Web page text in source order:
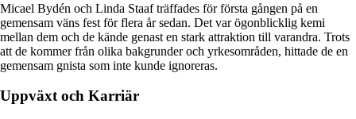
Micael Bydén och Linda Staaf träffades för första gången på en
gemensam väns fest för flera år sedan. Det var ögonblicklig kemi
mellan dem och de kände genast en stark attraktion till varandra. Trots
att de kommer från olika bakgrunder och yrkesområden, hittade de en
gemensam gnista som inte kunde ignoreras.
Uppväxt och Karriär